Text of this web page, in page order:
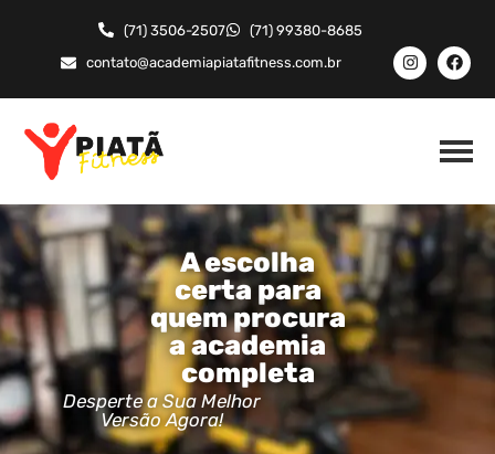
(71) 3506-2507
(71) 99380-8685
contato@academiapiatafitness.com.br
A escolha
certa para
quem procura
a academia
completa
Desperte a Sua Melhor
Versão Agora!